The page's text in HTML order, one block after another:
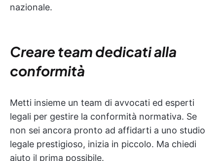
nazionale.
Creare team dedicati alla
conformità
Metti insieme un team di avvocati ed esperti
legali per gestire la conformità normativa. Se
non sei ancora pronto ad affidarti a uno studio
legale prestigioso, inizia in piccolo. Ma chiedi
aiuto il prima possibile.